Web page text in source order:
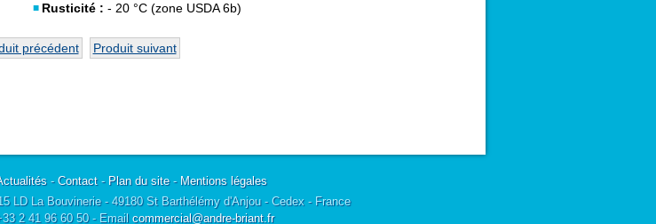
Rusticité : - 20 °C (zone USDA 6b)
précédent Produit suivant
- Contact- Plan du site- Mentions légales
LD La Bouvinerie - 49180 St Barthélémy d'Anjou - Cedex - France
2 41 96 60 50 - Email commercial@andre-briant.fr